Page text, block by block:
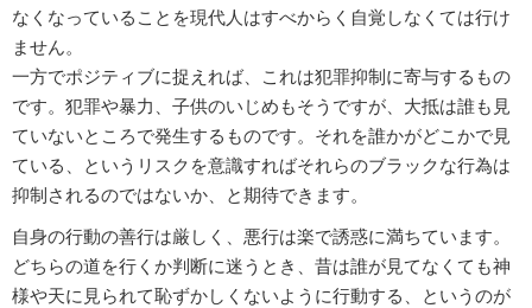
なくなっていることを現代人はすべからく自覚しなくては行け
ません。
一方でポジティブに捉えれば、これは犯罪抑制に寄与するもの
です。犯罪や暴力、子供のいじめもそうですが、大抵は誰も見
ていないところで発生するものです。それを誰かがどこかで見
ている、というリスクを意識すればそれらのブラックな行為は
抑制されるのではないか、と期待できます。
自身の行動の善行は厳しく、悪行は楽で誘惑に満ちています。
どちらの道を行くか判断に迷うとき、昔は誰が見てなくても神
様や天に見られて恥ずかしくないように行動する、というのが